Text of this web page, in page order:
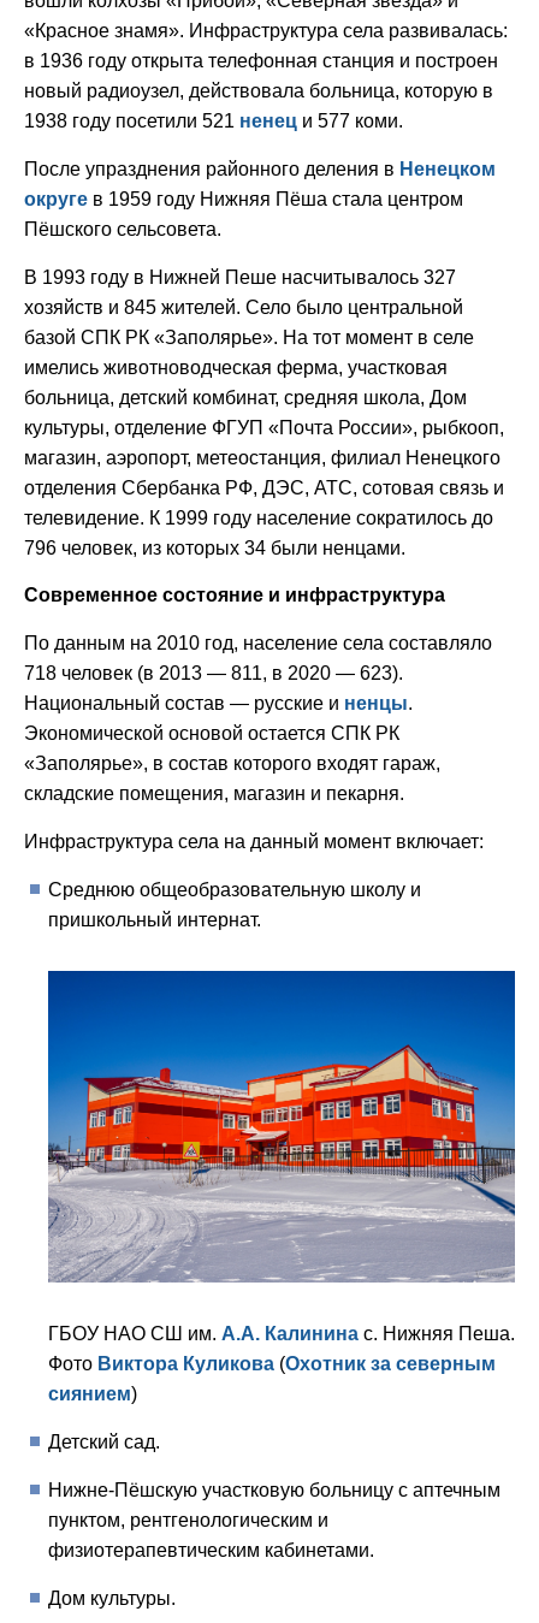
«Красное знамя». Инфраструктура села развивалась:
в 1936 году открыта телефонная станция и построен
новый радиоузел, действовала больница, которую в
1938 году посетили 521 ненец и 577 коми.
После упразднения районного деления в Ненецком
округе в 1959 году Нижняя Пёша стала центром
Пёшского сельсовета.
В 1993 году в Нижней Пеше насчитывалось 327
хозяйств и 845 жителей. Село было центральной
базой СПК РК «Заполярье». На тот момент в селе
имелись животноводческая ферма, участковая
больница, детский комбинат, средняя школа, Дом
культуры, отделение ФГУП «Почта России», рыбкооп,
магазин, аэропорт, метеостанция, филиал Ненецкого
отделения Сбербанка РФ, ДЭС, АТС, сотовая связь и
телевидение. К 1999 году население сократилось до
796 человек, из которых 34 были ненцами.
Современное состояние и инфраструктура
По данным на 2010 год, население села составляло
718 человек (в 2013 — 811, в 2020 — 623).
Национальный состав — русские и ненцы.
Экономической основой остается СПК РК
«Заполярье», в состав которого входят гараж,
складские помещения, магазин и пекарня.
Инфраструктура села на данный момент включает:
Среднюю общеобразовательную школу и
пришкольный интернат.
ГБОУ НАО СШ им. А.А. Калинина с. Нижняя Пеша.
Фото Виктора Куликова (Охотник за северным
сиянием)
Детский сад.
Нижне-Пёшскую участковую больницу с аптечным
пунктом, рентгенологическим и
физиотерапевтическим кабинетами.
Дом культуры.